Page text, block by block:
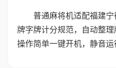
普通麻将机适配福建
牌字牌计分规范，自动整理
操作简单一键开机，静音运